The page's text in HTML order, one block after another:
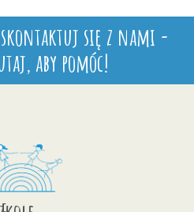
się z nami -
aby pomóc!